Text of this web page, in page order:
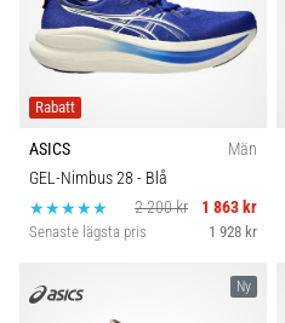
Rabatt
ASICS
Män
GEL-Nimbus 28 - Blå
2 200 kr
1 863 kr
Senaste lägsta pris 1 928 kr
Ny